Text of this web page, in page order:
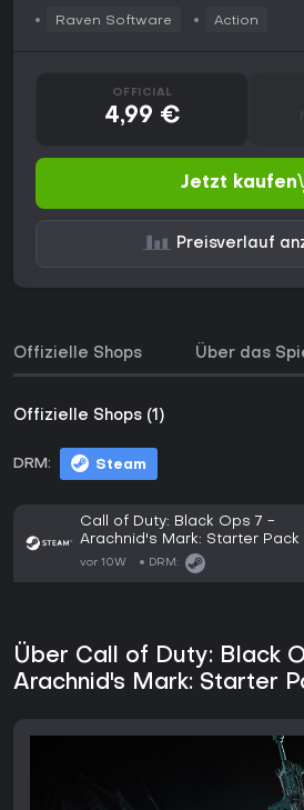
Raven Software Action
OFFICIAL
4,99 €
Jetzt kaufen
Preisverlauf
Offizielle Shops Über das
Offizielle Shops (1)
DRM: Steam
Call of Duty: Black Ops 7 -
Arachnid's Mark: Starter Pack
vor 10W DRM:
Über Call of Duty: Black
Arachnid's Mark: Starter